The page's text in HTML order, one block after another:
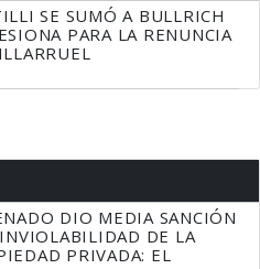
SE SUMÓ A BULLRICH
PARA LA RENUNCIA
DIO MEDIA SANCIÓN
DE LA
PRIVADA: EL